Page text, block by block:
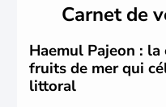
christianisme et le
principales religions. Ce
Corée du Nord. Les Jeux
1988, de même que la
2002, en collaboration
Carnet de
Haemul Pajeon :
fruits de mer qui
littoral